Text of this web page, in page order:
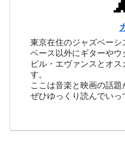
東京在住のジャズベーシ
ベース以外にギターやウ
ビル・エヴァンスとオ
す。
ここは音楽と映画の話題
ぜひゆっくり読んでいっ